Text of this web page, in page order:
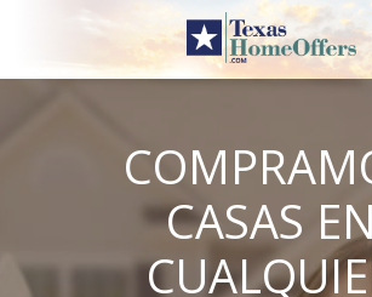
content
CASAS